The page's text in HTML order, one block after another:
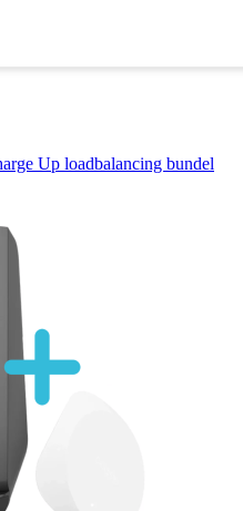
Up loadbalancing bundel